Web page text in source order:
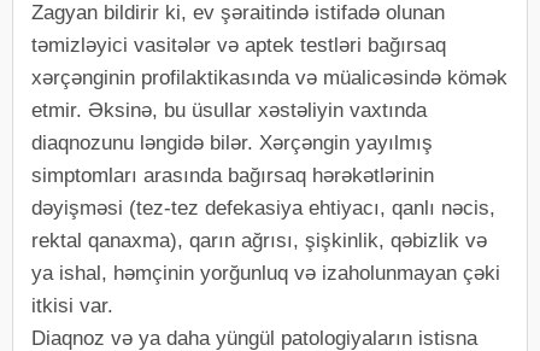
Zagyan bildirir ki, ev şəraitində istifadə olunan
təmizləyici vasitələr və aptek testləri bağırsaq
xərçənginin profilaktikasında və müalicəsində kömək
etmir. Əksinə, bu üsullar xəstəliyin vaxtında
diaqnozunu ləngidə bilər. Xərçəngin yayılmış
simptomları arasında bağırsaq hərəkətlərinin
dəyişməsi (tez-tez defekasiya ehtiyacı, qanlı nəcis,
rektal qanaxma), qarın ağrısı, şişkinlik, qəbizlik və
ya ishal, həmçinin yorğunluq və izaholunmayan çəki
itkisi var.
Diaqnoz və ya daha yüngül patologiyaların istisna